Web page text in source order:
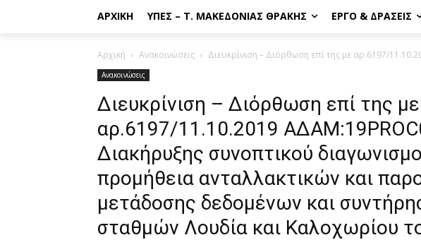
ΑΡΧΙΚΉ ΥΠΕΣ – Τ. ΜΑΚΕΔΟΝΊΑΣ ΘΡΆΚΗΣ ΈΡΓΟ & ΔΡΆΣΕΙΣ
Αρχική Ανακοινώσεις Διευκρίνιση – Διόρθωση επί της με αρ.6197/
Ανακοινώσεις
Διευκρίνιση – Διόρθωση επί της με
αρ.6197/11.10.2019
Διακήρυξης συνοπτικού
προμήθεια ανταλλακτικών και
μετάδοσης δεδομένων και
σταθμών Λουδία και Καλοχωρίου